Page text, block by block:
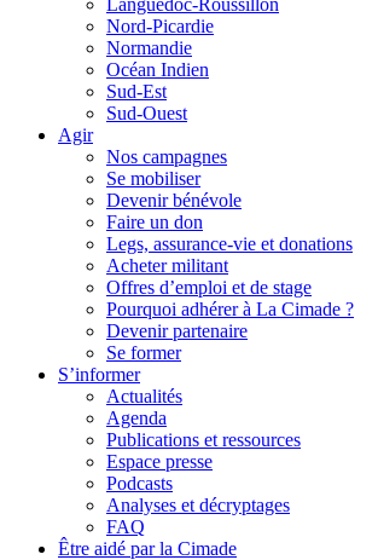
Languedoc-Roussillon
Nord-Picardie
Normandie
Océan Indien
Sud-Est
Sud-Ouest
Agir
Nos campagnes
Se mobiliser
Devenir bénévole
Faire un don
Legs, assurance-vie et donations
Acheter militant
Offres d’emploi et de stage
Pourquoi adhérer à La Cimade ?
Devenir partenaire
Se former
S’informer
Actualités
Agenda
Publications et ressources
Espace presse
Podcasts
Analyses et décryptages
FAQ
Être aidé par la Cimade